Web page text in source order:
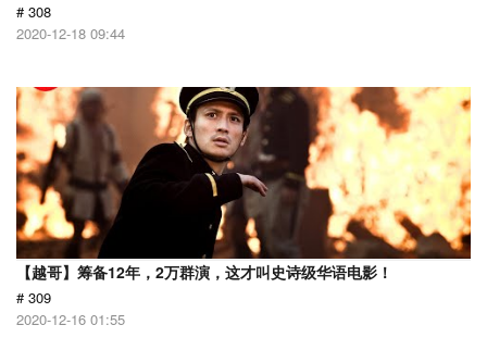
# 308
2020-12-18 09:44
【越哥】筹备12年，2万群演，这才叫史诗级华语电影！
# 309
2020-12-16 01:55